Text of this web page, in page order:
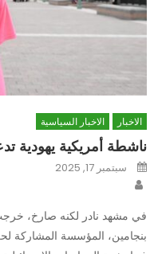
الاخبار الاخبار السياسية
ناشطة أمريكية يهودية
Posted
onسبتمبر 17, 2025
في مشهد نادر لكنه صارخ، خرجت